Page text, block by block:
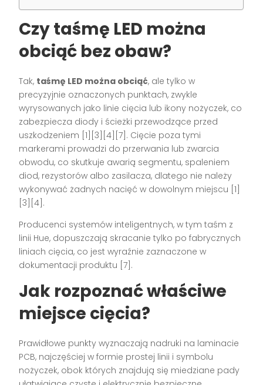
Czy taśmę LED można
obciąć bez obaw?
Tak, taśmę LED można obciąć, ale tylko w
precyzyjnie oznaczonych punktach, zwykle
wyrysowanych jako linie cięcia lub ikony nożyczek, co
zabezpiecza diody i ścieżki przewodzące przed
uszkodzeniem [1][3][4][7]. Cięcie poza tymi
markerami prowadzi do przerwania lub zwarcia
obwodu, co skutkuje awarią segmentu, spaleniem
diod, rezystorów albo zasilacza, dlatego nie należy
wykonywać żadnych nacięć w dowolnym miejscu [1]
[3][4].
Producenci systemów inteligentnych, w tym taśm z
linii Hue, dopuszczają skracanie tylko po fabrycznych
liniach cięcia, co jest wyraźnie zaznaczone w
dokumentacji produktu [7].
Jak rozpoznać właściwe
miejsce cięcia?
Prawidłowe punkty wyznaczają nadruki na laminacie
PCB, najczęściej w formie prostej linii i symbolu
nożyczek, obok których znajdują się miedziane pady